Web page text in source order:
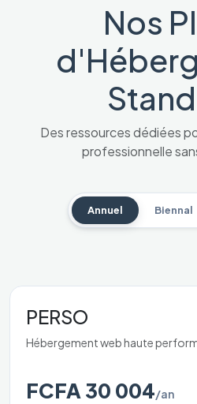
Nos
Des ressources dédiées
professionnelle
Annuel Biennal
PERSO
Hébergement web haute
FCFA 30 004/an